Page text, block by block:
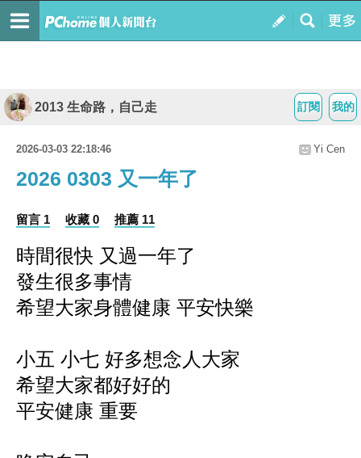
我的
訂閱
2013 生命路，自己走
2026-03-03 22:18:46 Yi Cen
2026 0303 又一年了
留言 1 收藏 0 推薦 11
時間很快 又過一年了
發生很多事情
希望大家身體健康 平安快樂
小五 小七 好多想念人大家
希望大家都好好的
平安健康 重要